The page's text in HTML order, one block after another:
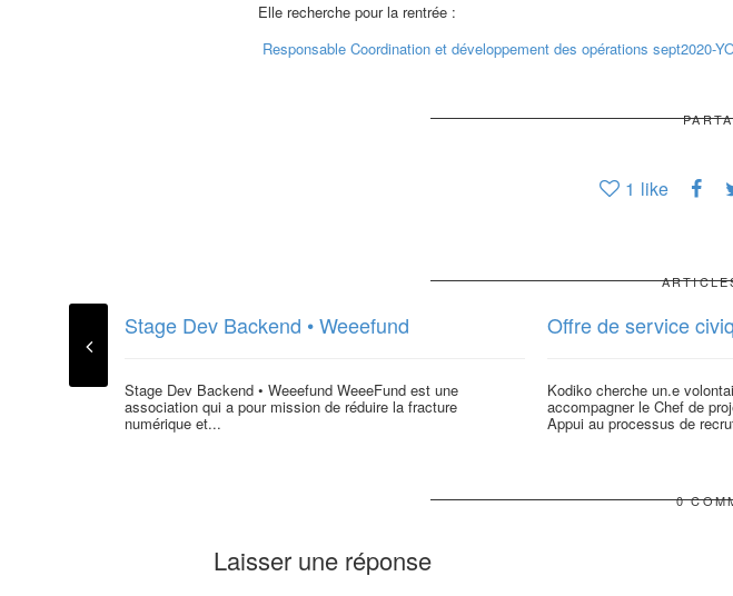
Elle recherche pour la rentrée :
Responsable Coordination et développement des opérations sept2020-
1 like
Stage Dev Backend • Weeefund
Stage Dev Backend • Weeefund WeeeFund est une
association qui a pour mission de réduire la fracture
numérique et...
Offre de service
Kodiko cherche un.e
accompagner le Chef de
Appui au processus de
0
Laisser une réponse